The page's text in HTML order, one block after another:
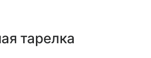
тарелка